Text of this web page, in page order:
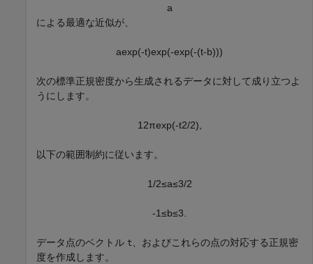
a
による最適な近似が、
aexp(-t)exp(-exp(-(t-b)))
次の標準正規密度から生成されるデータに対して成り立つよ
うにします。
12πexp(-t2/2),
以下の範囲制約に従います。
1/2≤a≤3/2
-1≤b≤3.
データ点のベクトル t 、およびこれらの点の対応する正規密
度を作成します。